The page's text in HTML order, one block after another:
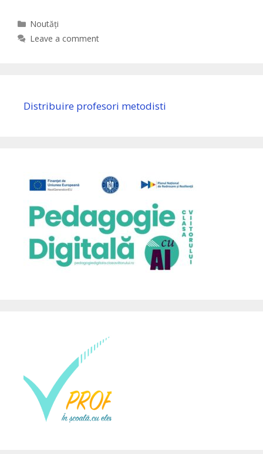
Categories
Noutăți
Leave a comment
Distribuire profesori metodisti